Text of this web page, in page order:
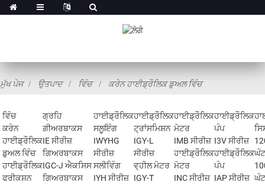
ਮੁੱਖ ਪੇਜ ਉਤਪਾਦ ਵਿੰਚ ਕਰੇਨ ਹਾਈਡ੍ਰੌਲਿਕ ਡੁਅਲ ਵਿੰਚ
ਵਿੰਚ
ਕਰੇਨ
ਹਾਈਡ੍ਰੌਲਿਕ
ਡੁਅਲ ਵਿੰਚ
ਹਾਈਡ੍ਰੌਲਿਕ
ਫਰੀਕਸ਼ਨ
ਗ੍ਰਹਿ
ਗੀਅਰਬਾਕਸ
IE ਸੀਰੀਜ਼
ਗਿਅਰਬਾਕਸ
IGC-J ਐਕਸਿਸ
ਗਿਅਰਬਾਕਸ
ਹਾਈਡ੍ਰੌਲਿਕ
ਸਲੂਇੰਗ
IWYHG
ਸੀਰੀਜ਼
ਸਲੀਵਿੰਗ
IYH ਸੀਰੀਜ਼
ਹਾਈਡ੍ਰੌਲਿਕ
ਟ੍ਰਾਂਸਮਿਸ਼ਨ
IGY-L
ਸੀਰੀਜ਼
ਵ੍ਹੀਲ ਮੋਟਰ
IGY-T
ਹਾਈਡ੍ਰੌਲਿਕ
ਮੋਟਰ
IMB ਸੀਰੀਜ਼
ਹਾਈਡ੍ਰੌਲਿਕ
ਮੋਟਰ
INC ਸੀਰੀਜ਼
ਹਾਈਡ੍ਰੌਲਿਕ
ਪੰਪ
I3V ਸੀਰੀਜ਼
ਹਾਈਡ੍ਰੌਲਿਕ
ਪੰਪ
IAP ਸੀਰੀਜ਼